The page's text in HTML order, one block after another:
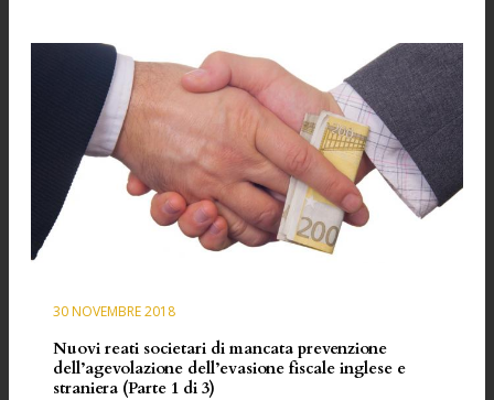
30 NOVEMBRE 2018
Nuovi reati societari di mancata prevenzione
dell’agevolazione dell’evasione fiscale inglese e
straniera (Parte 1 di 3)